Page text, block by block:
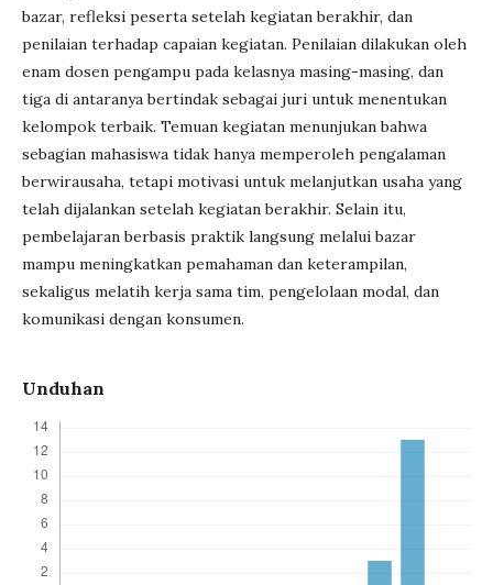
bazar, refleksi peserta setelah kegiatan berakhir, dan
penilaian terhadap capaian kegiatan. Penilaian dilakukan oleh
enam dosen pengampu pada kelasnya masing-masing, dan
tiga di antaranya bertindak sebagai juri untuk menentukan
kelompok terbaik. Temuan kegiatan menunjukan bahwa
sebagian mahasiswa tidak hanya memperoleh pengalaman
berwirausaha, tetapi motivasi untuk melanjutkan usaha yang
telah dijalankan setelah kegiatan berakhir. Selain itu,
pembelajaran berbasis praktik langsung melalui bazar
mampu meningkatkan pemahaman dan keterampilan,
sekaligus melatih kerja sama tim, pengelolaan modal, dan
komunikasi dengan konsumen.
Unduhan